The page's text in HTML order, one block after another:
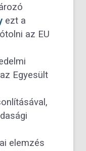
ezt a
az EU
Egyesült
elemzés